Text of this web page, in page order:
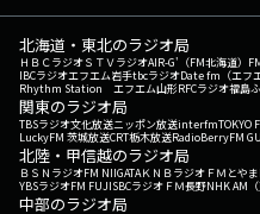
北海道・東北のラジオ局
ＨＢＣラジオＳＴＶラジオAIR-G'（FM北海道）
IBCラジオエフエム岩手tbcラジオDate fm（エフ
Rhythm Station エフエム山形RFCラジオ福島
関東のラジオ局
TBSラジオ文化放送ニッポン放送interfmTOKYO
LuckyFM 茨城放送CRT栃木放送RadioBerryFM
北陸・甲信越のラジオ局
ＢＳＮラジオFM NIIGATAＫＮＢラジオ ＦＭとやま
YBSラジオFM FUJISBCラジオ ＦＭ長野NHK AM（
中部のラジオ局